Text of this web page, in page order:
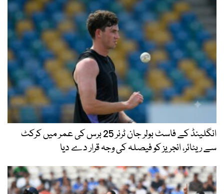
انگلینڈ کے فاسٹ بولر جان ٹرنر 25 برس کی عمر میں کرکٹ
سے ریٹائر، انجریز کو فیصلہ کی وجہ قرار دے دیا